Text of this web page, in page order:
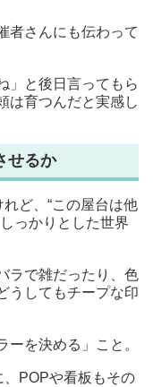
者さんにも伝わって
」と後日言ってもら
は育つんだと実感し
せるか
ど、“この屋台は他
っかりとした世界
ラで雑だったり、色
うしてもチープな印
を決める」こと。
、POPや看板もその